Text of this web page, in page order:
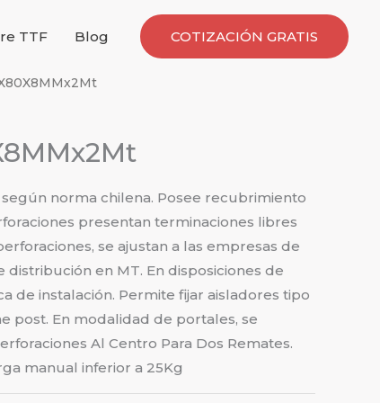
TTF Blog COTIZACIÓN GRATIS
norma chilena. Posee recubrimiento
presentan terminaciones libres
se ajustan a las empresas de
en MT. En disposiciones de
de instalación. Permite fijar aisladores tipo
post. En modalidad de portales, se
Al Centro Para Dos Remates.
manual inferior a 25Kg